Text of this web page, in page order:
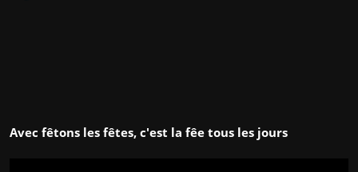
Avec fêtons les fêtes, c'est la fêe tous les jours